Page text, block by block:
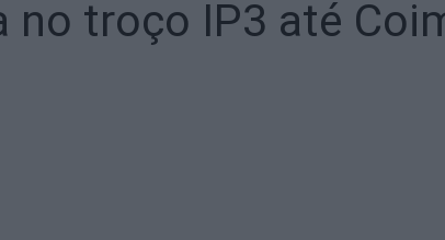
no troço IP3 até